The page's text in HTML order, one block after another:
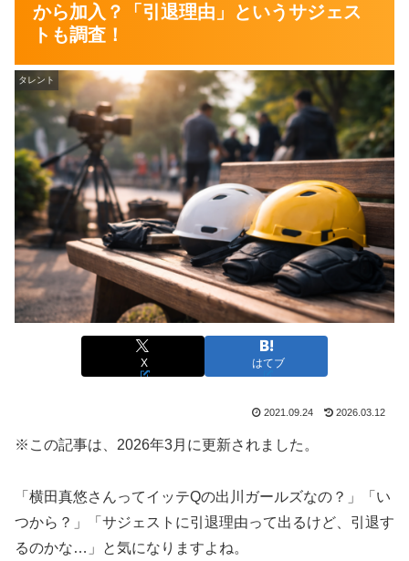
から加入？「引退理由」というサジェス
トも調査！
タレント
X はてブ
2021.09.24 2026.03.12
※この記事は、2026年3月に更新されました。
「横田真悠さんってイッテQの出川ガールズなの？」「い
つから？」「サジェストに引退理由って出るけど、引退す
るのかな…」と気になりますよね。